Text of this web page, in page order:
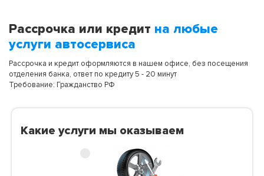
Рассрочка или кредит на любые
услуги автосервиса
Рассрочка и кредит оформляются в нашем офисе, без посещения
отделения банка, ответ по кредиту 5 - 20 минут
Требование: Гражданство РФ
Какие услуги мы оказываем